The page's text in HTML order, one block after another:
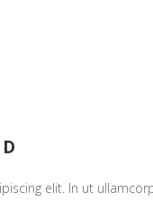
elit. In ut